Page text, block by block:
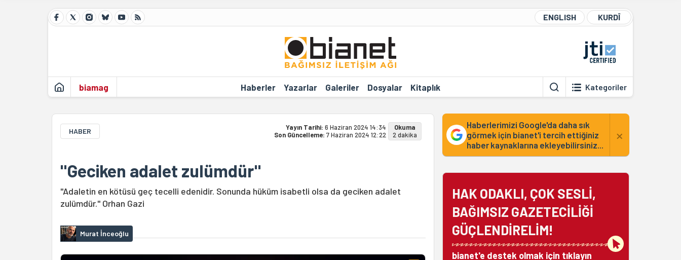
ENGLISH KURDÎ
biamag Haberler Yazarlar Galeriler Dosyalar Kitaplık Kategoriler
HABER Yayın Tarihi: 6 Haziran 2024 14:34
Son Güncelleme: 7 Haziran 2024 12:22
Okuma
2 dakika
"Geciken adalet zulümdür"
"Adaletin en kötüsü geç tecelli edenidir. Sonunda hüküm isabetli olsa da geciken adalet
zulümdür." Orhan Gazi
Murat İnceoğlu
Haberlerimizi Google'da daha sık
görmek için bianet'i tercih ettiğiniz
haber kaynaklarına ekleyebilirsiniz...
×
HAK ODAKLI, ÇOK SESLİ,
BAĞIMSIZ GAZETECİLİĞİ
GÜÇLENDİRELİM!
bianet'e destek olmak için tıklayın